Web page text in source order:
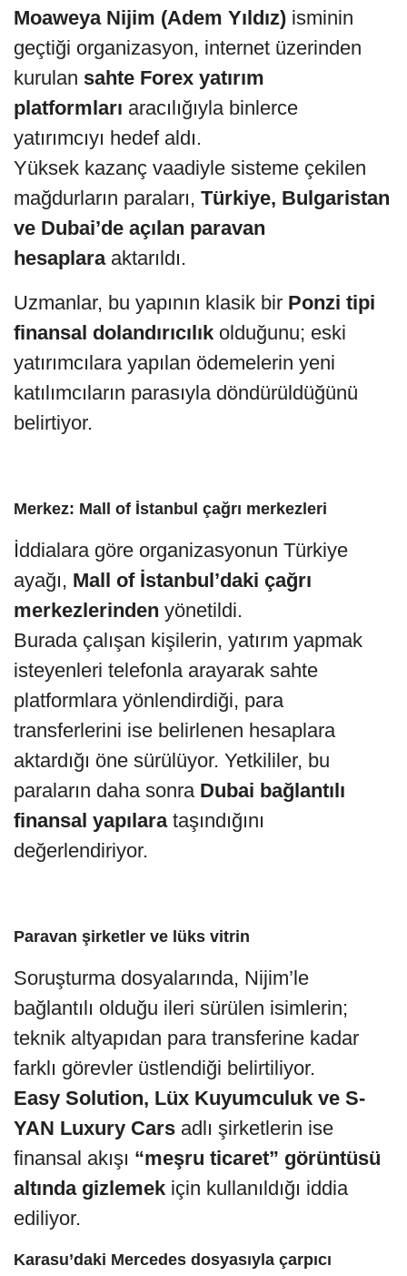
Moaweya Nijim (Adem Yıldız) isminin
geçtiği organizasyon, internet üzerinden
kurulan sahte Forex yatırım
platformları aracılığıyla binlerce
yatırımcıyı hedef aldı.
Yüksek kazanç vaadiyle sisteme çekilen
mağdurların paraları, Türkiye, Bulgaristan
ve Dubai’de açılan paravan
hesaplaraaktarıldı.
Uzmanlar, bu yapının klasik bir Ponzi tipi
finansal dolandırıcılık olduğunu; eski
yatırımcılara yapılan ödemelerin yeni
katılımcıların parasıyla döndürüldüğünü
belirtiyor.
Merkez: Mall of İstanbul çağrı merkezleri
İddialara göre organizasyonun Türkiye
ayağı, Mall of İstanbul’daki çağrı
merkezlerinden yönetildi.
Burada çalışan kişilerin, yatırım yapmak
isteyenleri telefonla arayarak sahte
platformlara yönlendirdiği, para
transferlerini ise belirlenen hesaplara
aktardığı öne sürülüyor. Yetkililer, bu
paraların daha sonra Dubai bağlantılı
finansal yapılarataşındığını
değerlendiriyor.
Paravan şirketler ve lüks vitrin
Soruşturma dosyalarında, Nijim’le
bağlantılı olduğu ileri sürülen isimlerin;
teknik altyapıdan para transferine kadar
farklı görevler üstlendiği belirtiliyor.
Easy Solution, Lüx Kuyumculuk ve S-
YAN Luxury Cars adlı şirketlerin ise
finansal akışı “meşru ticaret” görüntüsü
altında gizlemek için kullanıldığı iddia
ediliyor.
Karasu’daki Mercedes dosyasıyla çarpıcı